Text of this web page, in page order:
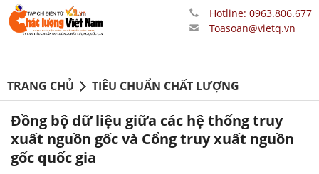
Hotline: 0963.806.677
Toasoan@vietq.vn
TRANG CHỦ TIÊU CHUẨN CHẤT LƯỢNG
Đồng bộ dữ liệu giữa các hệ thống truy
xuất nguồn gốc và Cổng truy xuất nguồn
gốc quốc gia